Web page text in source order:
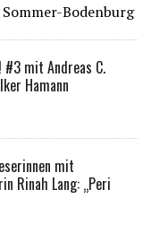
Bodenburg
mit Andreas C.
Hamann
mit
Rinah Lang: „Peri